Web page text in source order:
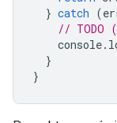
} catch (
// TODO
console.
}
}